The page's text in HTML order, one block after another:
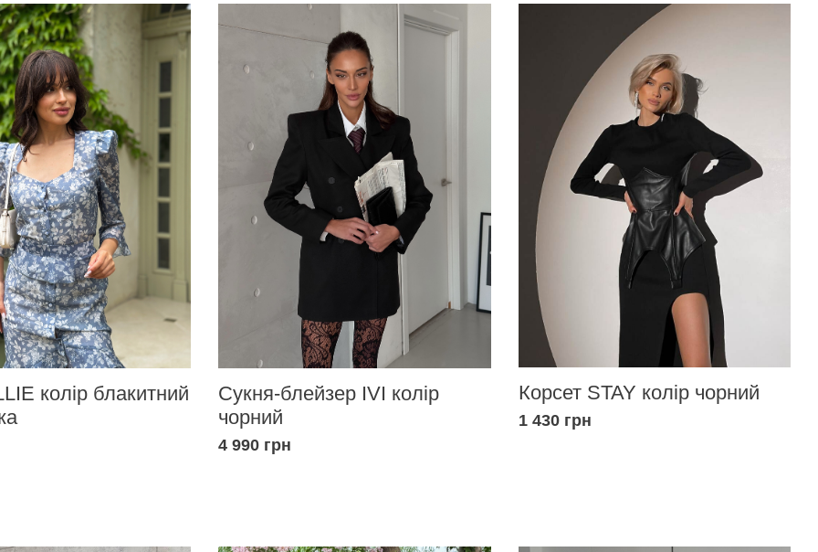
88-96 см
58-80 см
Стегна 88-106 см
колір блакитний
Сукня-блейзер IVI колір
чорний
4 990 грн
Корсет STAY колір чорний
1 430 грн